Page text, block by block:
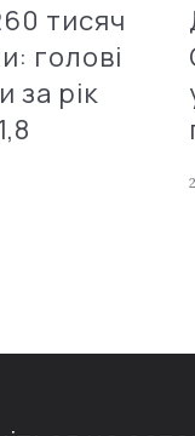
тисяч
голові
за рік